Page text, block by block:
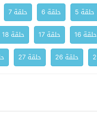
حلقة 5 حلقة 6 حلقة 7
حلقة 16 حلقة 17 حلقة 18
حلقة 26 حلقة 27